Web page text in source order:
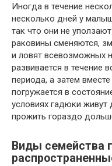
Иногда в течение
несколько дней у
так что они не
раковины сменяются,
и ловят всевозможных
развивается в течение
периода, а затем
погружается в
условиях гадюки живут
прожить гораздо
Виды семейства